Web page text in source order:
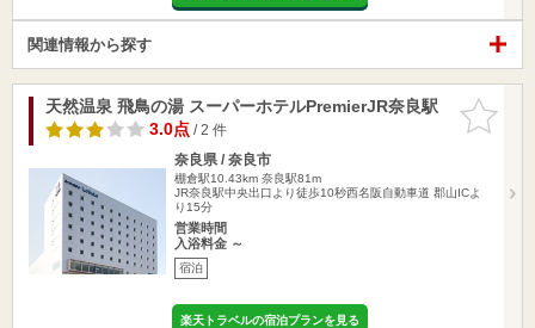
関連情報から探す
お気に入
りに追加
天然温泉 飛鳥の湯 スーパーホテルPremierJR奈良駅
3.0点/ 2 件
奈良県 / 奈良市
棚倉駅10.43km 奈良駅81m
JR奈良駅中央出口より徒歩10秒西名阪自動車道 郡山ICよ
り15分
営業時間
入浴料金 ～
宿泊
楽天トラベルの宿泊プランを見る